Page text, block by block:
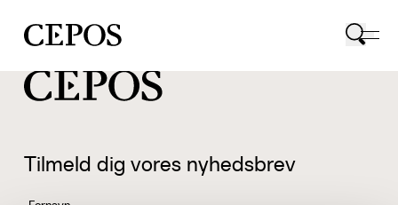
CEPOS logo
Tilmeld dig vores nyhedsbrev